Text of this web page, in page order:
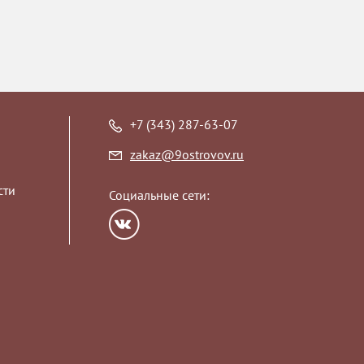
+7 (343) 287-63-07
zakaz@9ostrovov.ru
Социальные сети: